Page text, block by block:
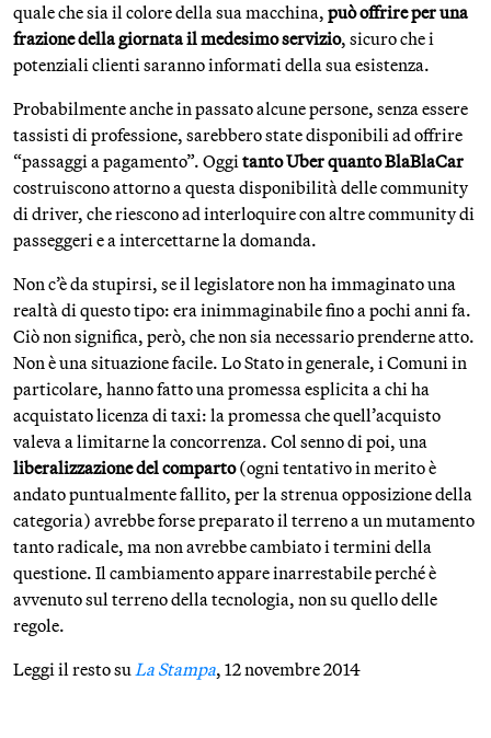
quale che sia il colore della sua macchina, può offrire per una
frazione della giornata il medesimo servizio, sicuro che i
potenziali clienti saranno informati della sua esistenza.
Probabilmente anche in passato alcune persone, senza essere
tassisti di professione, sarebbero state disponibili ad offrire
“passaggi a pagamento”. Oggitanto Uber quanto BlaBlaCar
costruiscono attorno a questa disponibilità delle community
di driver, che riescono ad interloquire con altre community di
passeggeri e a intercettarne la domanda.
Non c’è da stupirsi, se il legislatore non ha immaginato una
realtà di questo tipo: era inimmaginabile fino a pochi anni fa.
Ciò non significa, però, che non sia necessario prenderne atto.
Non è una situazione facile. Lo Stato in generale, i Comuni in
particolare, hanno fatto una promessa esplicita a chi ha
acquistato licenza di taxi: la promessa che quell’acquisto
valeva a limitarne la concorrenza. Col senno di poi, una
liberalizzazione del comparto(ogni tentativo in merito è
andato puntualmente fallito, per la strenua opposizione della
categoria) avrebbe forse preparato il terreno a un mutamento
tanto radicale, ma non avrebbe cambiato i termini della
questione. Il cambiamento appare inarrestabile perché è
avvenuto sul terreno della tecnologia, non su quello delle
regole.
Leggi il resto suLa Stampa, 12 novembre 2014